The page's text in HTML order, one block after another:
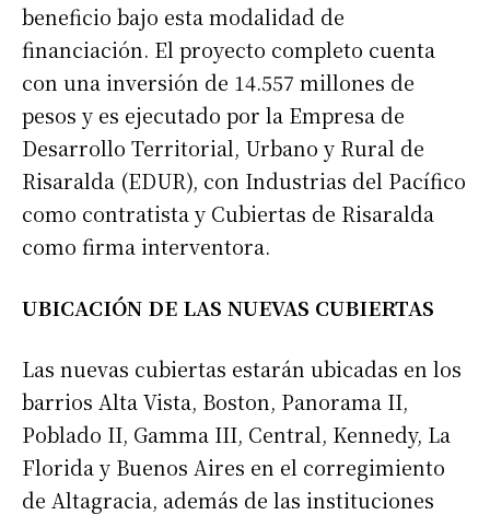
beneficio bajo esta modalidad de
financiación. El proyecto completo cuenta
con una inversión de 14.557 millones de
pesos y es ejecutado por la Empresa de
Desarrollo Territorial, Urbano y Rural de
Risaralda (EDUR), con Industrias del Pacífico
como contratista y Cubiertas de Risaralda
como firma interventora.
UBICACIÓN DE LAS NUEVAS CUBIERTAS
Las nuevas cubiertas estarán ubicadas en los
barrios Alta Vista, Boston, Panorama II,
Poblado II, Gamma III, Central, Kennedy, La
Florida y Buenos Aires en el corregimiento
de Altagracia, además de las instituciones